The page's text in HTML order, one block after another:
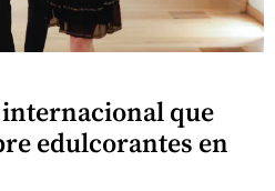
que
edulcorantes en